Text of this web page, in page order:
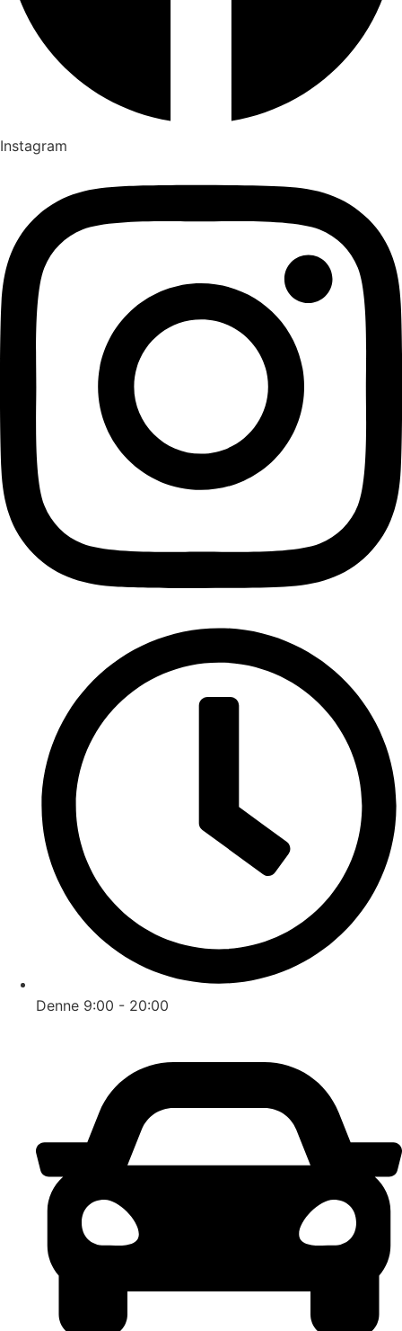
Instagram
Denne 9:00 - 20:00